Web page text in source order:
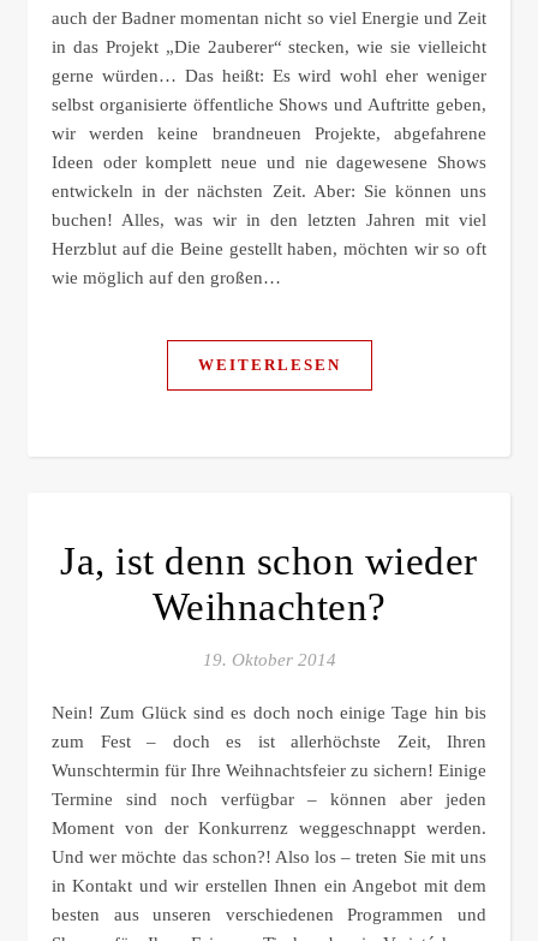
auch der Badner momentan nicht so viel Energie und Zeit
in das Projekt „Die 2auberer“ stecken, wie sie vielleicht
gerne würden… Das heißt: Es wird wohl eher weniger
selbst organisierte öffentliche Shows und Auftritte geben,
wir werden keine brandneuen Projekte, abgefahrene
Ideen oder komplett neue und nie dagewesene Shows
entwickeln in der nächsten Zeit. Aber: Sie können uns
buchen! Alles, was wir in den letzten Jahren mit viel
Herzblut auf die Beine gestellt haben, möchten wir so oft
wie möglich auf den großen…
WEITERLESEN
Ja, ist denn schon wieder
Weihnachten?
19. Oktober 2014
Nein! Zum Glück sind es doch noch einige Tage hin bis
zum Fest – doch es ist allerhöchste Zeit, Ihren
Wunschtermin für Ihre Weihnachtsfeier zu sichern! Einige
Termine sind noch verfügbar – können aber jeden
Moment von der Konkurrenz weggeschnappt werden.
Und wer möchte das schon?! Also los – treten Sie mit uns
in Kontakt und wir erstellen Ihnen ein Angebot mit dem
besten aus unseren verschiedenen Programmen und